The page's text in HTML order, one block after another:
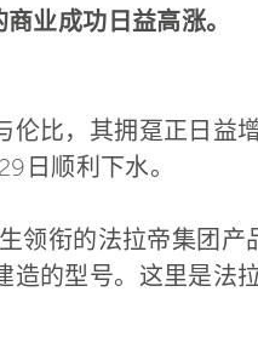
业成功日益高涨。
比，其拥趸正日益
日顺利下水。
领衔的法拉帝集团产
的型号。这里是法